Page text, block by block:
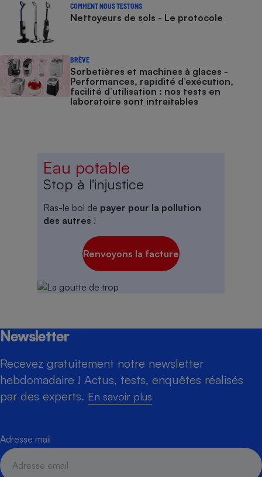
COMMENT NOUS TESTONS
Nettoyeurs de sols - Le protocole
BRÈVE
Sorbetières et machines à glaces​​​​​​ -
Performances, rapidité d’exécution,
facilité d’utilisation : nos tests en
laboratoire sont intraitables
Eau potable
Stop à l'injustice
Ras-le bol de payer pour la pollution
des autres !
Renvoyons la facture
Newsletter
Recevez gratuitement notre newsletter
hebdomadaire ! Actus, tests, enquêtes réalisés
par des experts. En savoir plus
Adresse mail